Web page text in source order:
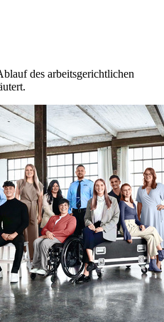
des arbeitsgerichtlichen